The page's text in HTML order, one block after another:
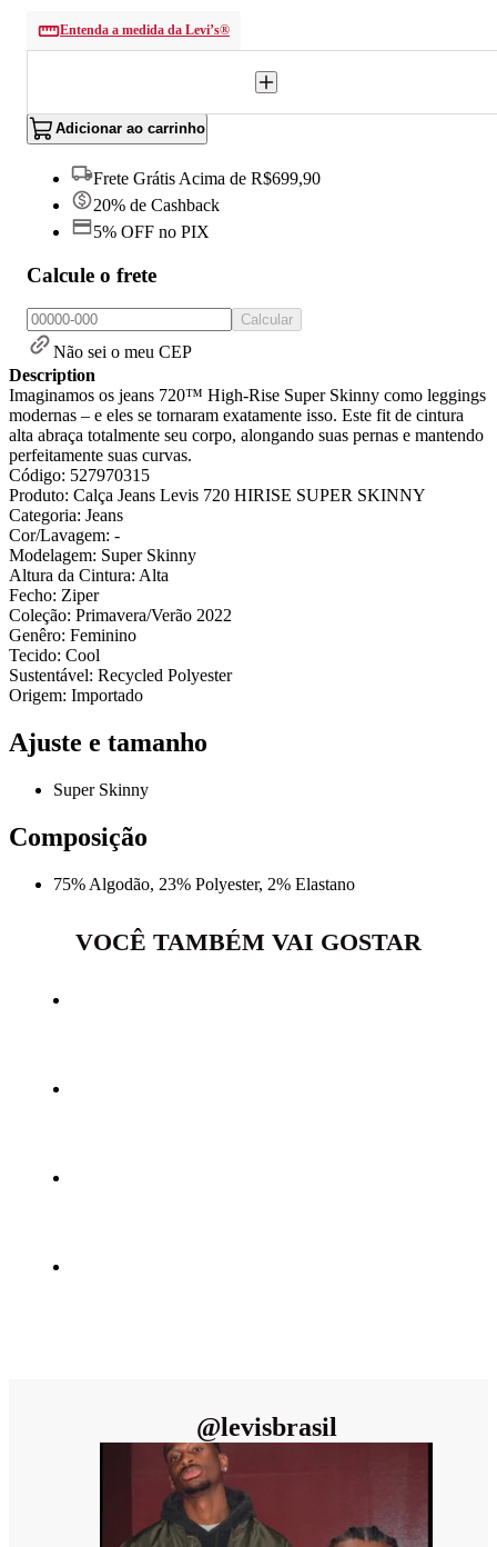
Entenda a medida da Levi’s®
Adicionar ao carrinho
Frete Grátis Acima de R$699,90
20% de Cashback
5% OFF no PIX
Calcule o frete
Calcular
Não sei o meu CEP
Description
Imaginamos os jeans 720™ High-Rise Super Skinny como leggings
modernas – e eles se tornaram exatamente isso. Este fit de cintura
alta abraça totalmente seu corpo, alongando suas pernas e mantendo
perfeitamente suas curvas.
Código: 527970315
Produto: Calça Jeans Levis 720 HIRISE SUPER SKINNY
Categoria: Jeans
Cor/Lavagem: -
Modelagem: Super Skinny
Altura da Cintura: Alta
Fecho: Ziper
Coleção: Primavera/Verão 2022
Genêro: Feminino
Tecido: Cool
Sustentável: Recycled Polyester
Origem: Importado
Ajuste e tamanho
Super Skinny
Composição
75% Algodão, 23% Polyester, 2% Elastano
VOCÊ TAMBÉM VAI GOSTAR
@levisbrasil